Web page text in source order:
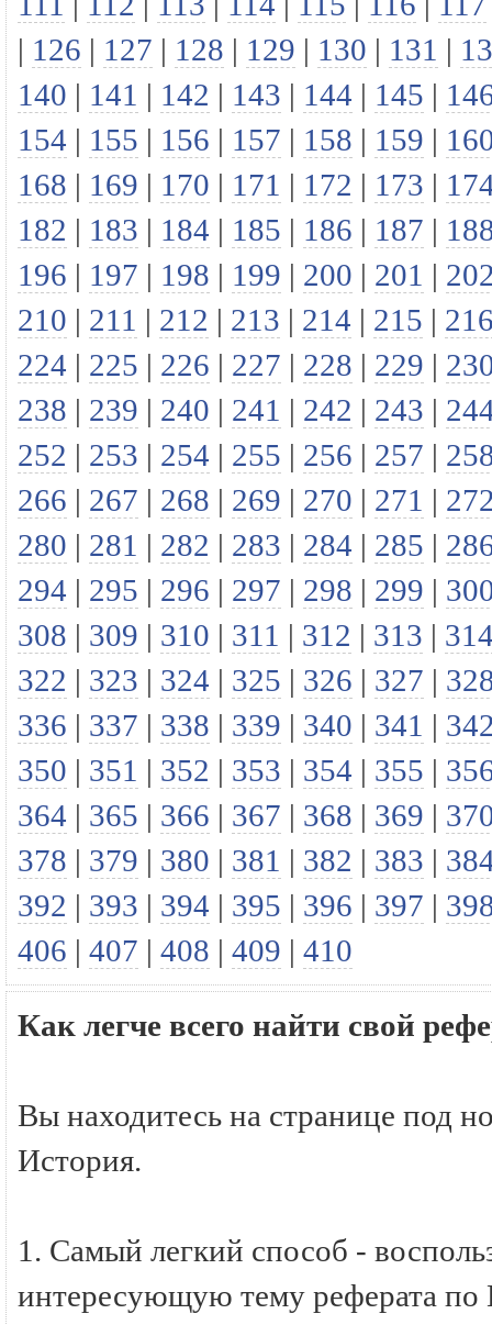
| 126 | 127 | 128 | 129 | 130 | 131 |
140 | 141 | 142 | 143 | 144 | 145 |
154 | 155 | 156 | 157 | 158 | 159 |
168 | 169 | 170 | 171 | 172 | 173 |
182 | 183 | 184 | 185 | 186 | 187 |
196 | 197 | 198 | 199 | 200 | 201 |
210 | 211 | 212 | 213 | 214 | 215 |
224 | 225 | 226 | 227 | 228 | 229 |
238 | 239 | 240 | 241 | 242 | 243 |
252 | 253 | 254 | 255 | 256 | 257 |
266 | 267 | 268 | 269 | 270 | 271 |
280 | 281 | 282 | 283 | 284 | 285 |
294 | 295 | 296 | 297 | 298 | 299 |
308 | 309 | 310 | 311 | 312 | 313 |
322 | 323 | 324 | 325 | 326 | 327 |
336 | 337 | 338 | 339 | 340 | 341 |
350 | 351 | 352 | 353 | 354 | 355 |
364 | 365 | 366 | 367 | 368 | 369 |
378 | 379 | 380 | 381 | 382 | 383 |
392 | 393 | 394 | 395 | 396 | 397 |
406 | 407 | 408 | 409 | 410
Как легче всего найти свой
Вы находитесь на странице под
История.
1. Самый легкий способ -
интересующую тему реферата по